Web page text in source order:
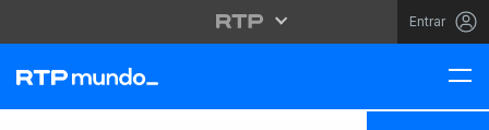
Entrar